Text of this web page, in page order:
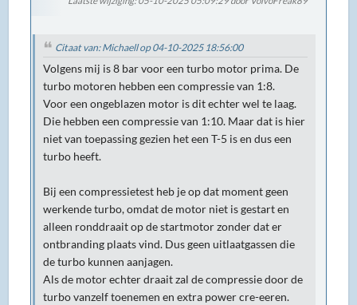
Citaat van: Michaell op 04-10-2025 18:56:00
Volgens mij is 8 bar voor een turbo motor prima. De
turbo motoren hebben een compressie van 1:8.
Voor een ongeblazen motor is dit echter wel te laag.
Die hebben een compressie van 1:10. Maar dat is hier
niet van toepassing gezien het een T-5 is en dus een
turbo heeft.
Bij een compressietest heb je op dat moment geen
werkende turbo, omdat de motor niet is gestart en
alleen ronddraait op de startmotor zonder dat er
ontbranding plaats vind. Dus geen uitlaatgassen die
de turbo kunnen aanjagen.
Als de motor echter draait zal de compressie door de
turbo vanzelf toenemen en extra power cre-eeren.